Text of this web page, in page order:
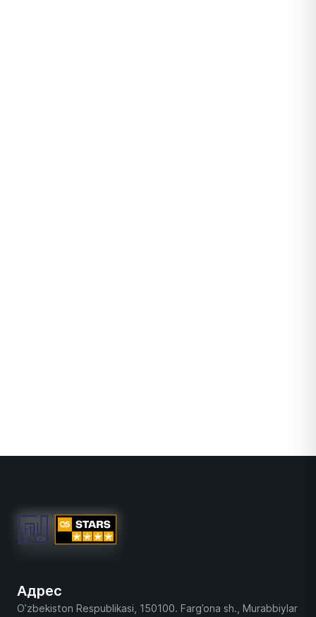
Адрес
O’zbekiston Respublikasi, 150100. Farg’ona sh., Murabbiylar